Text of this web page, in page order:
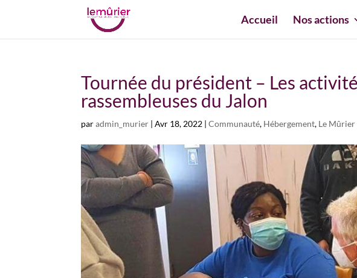
Accueil Nos actions
Tournée du président – Les
rassembleuses du Jalon
paradmin_murier |Avr 18, 2022 |Communauté, Hébergement, Le Mûrier